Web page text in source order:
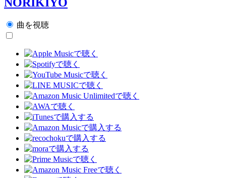
曲を視聴